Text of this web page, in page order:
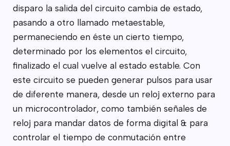
disparo la salida del circuito cambia de estado,
pasando a otro llamado metaestable,
permaneciendo en éste un cierto tiempo,
determinado por los elementos el circuito,
finalizado el cual vuelve al estado estable. Con
este circuito se pueden generar pulsos para usar
de diferente manera, desde un reloj externo para
un microcontrolador, como también señales de
reloj para mandar datos de forma digital & para
controlar el tiempo de conmutación entre